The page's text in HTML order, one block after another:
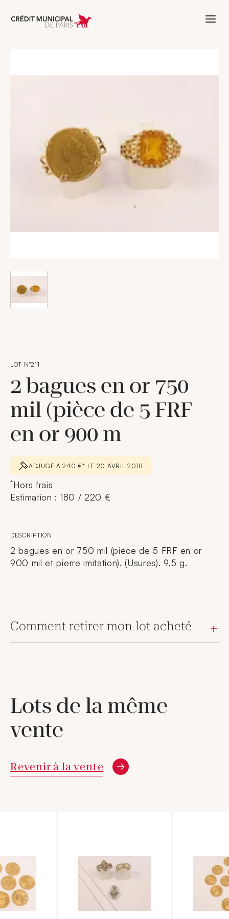
Aller à l'accueil de Crédit Municipal
LOT N°211
2 bagues en or 750
mil (pièce de 5 FRF
en or 900 m
ADJUGÉ À 240 €* LE 20 AVRIL 2018
*Hors frais
Estimation : 180 / 220 €
DESCRIPTION
2 bagues en or 750 mil (pièce de 5 FRF en or
900 mil et pierre imitation). (Usures). 9,5 g.
Comment retirer mon lot acheté
Lots de la même
vente
Revenir à la vente